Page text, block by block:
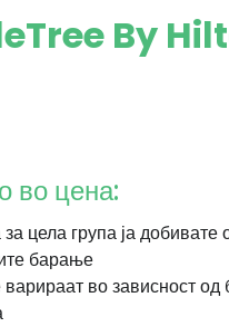
By
во цена:
цела група ја добивате
барање
во зависност